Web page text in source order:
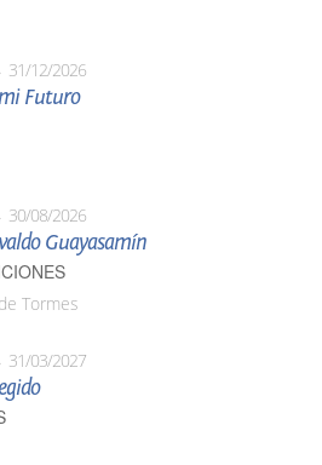
31/12/2026
Futuro
30/08/2026
Guayasamín
Tormes
31/03/2027